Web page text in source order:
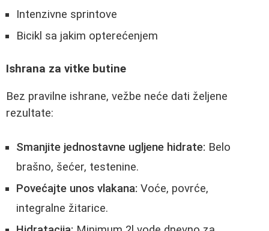
Intenzivne sprintove
Bicikl sa jakim opterećenjem
Ishrana za vitke butine
Bez pravilne ishrane, vežbe neće dati željene
rezultate:
Smanjite jednostavne ugljene hidrate: Belo
brašno, šećer, testenine.
Povećajte unos vlakana: Voće, povrće,
integralne žitarice.